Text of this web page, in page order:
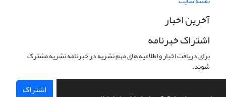
آخرین اخبار
اشتراک خبرنامه
برای دریافت اخبار و اطلاعیه های مهم نشریه در خبرنامه نشریه مشترک
شوید.
اشتراک